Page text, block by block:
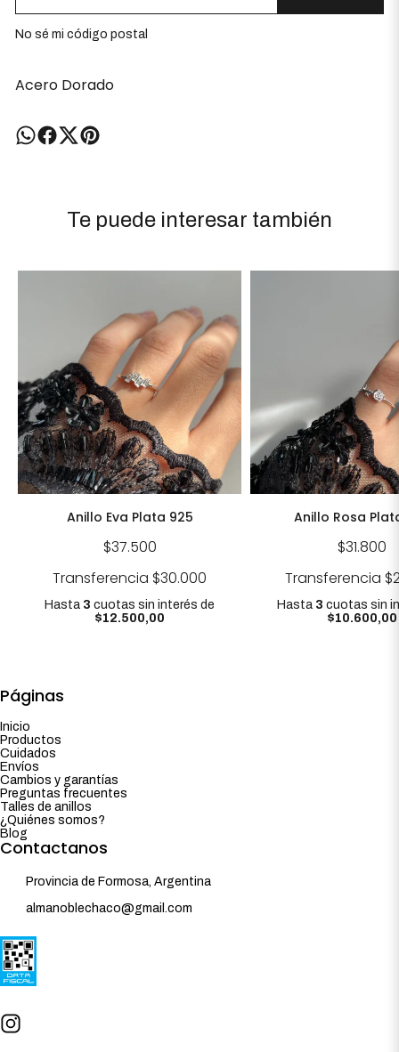
No sé mi código postal
Acero Dorado
Te puede interesar también
Anillo Eva Plata 925
$37.500
Transferencia $30.000
Hasta 3 cuotas sin interésde
$12.500,00
Anillo Rosa
$31.800
Transferencia
Hasta 3 cuotas sin
$10.600,00
Páginas
Inicio
Productos
Cuidados
Envíos
Cambios y garantías
Preguntas frecuentes
Talles de anillos
¿Quiénes somos?
Blog
Contactanos
Provincia de Formosa, Argentina
almanoblechaco@gmail.com